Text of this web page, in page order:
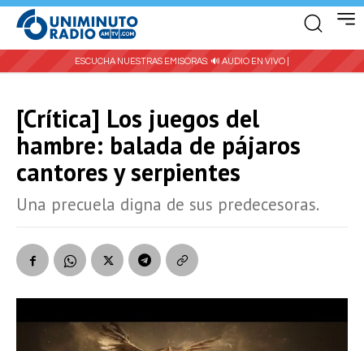
ESCUCHA NUESTRAS EMISORAS: 🔊 AUDIO EN VIVO |
[Crítica] Los juegos del
hambre: balada de pájaros
cantores y serpientes
Una precuela digna de sus predecesoras.